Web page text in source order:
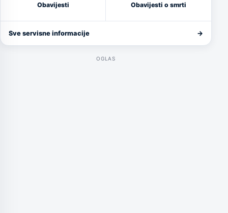
Obavijesti Obavijesti o smrti
Sve servisne informacije →
OGLAS